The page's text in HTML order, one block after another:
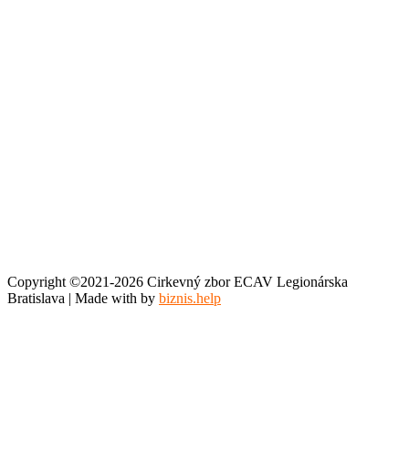
Copyright ©2021-2026 Cirkevný zbor ECAV Legionárska
Bratislava | Made with by biznis.help